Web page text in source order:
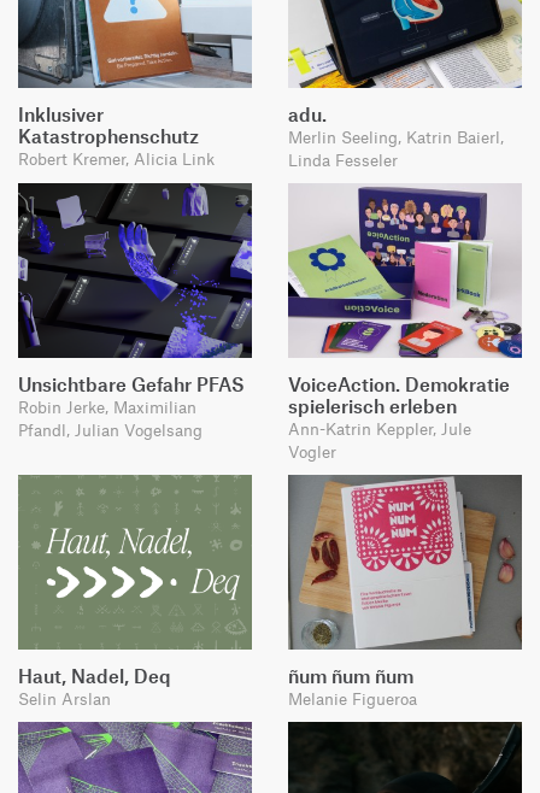
Inklusiver
Katastrophenschutz
Robert Kremer, Alicia Link
adu.
Merlin Seeling, Katrin Baierl,
Linda Fesseler
Unsichtbare Gefahr PFAS
Robin Jerke, Maximilian
Pfandl, Julian Vogelsang
VoiceAction. Demokratie
spielerisch erleben
Ann-Katrin Keppler, Jule
Vogler
Haut, Nadel, Deq
Selin Arslan
ñum ñum ñum
Melanie Figueroa